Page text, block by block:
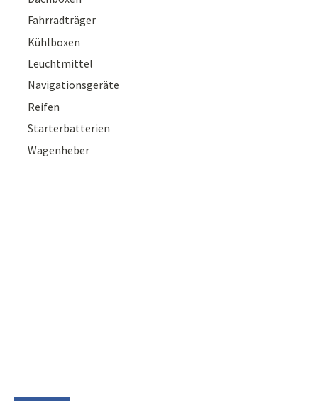
Fahrradträger
Kühlboxen
Leuchtmittel
Navigationsgeräte
Reifen
Starterbatterien
Wagenheber